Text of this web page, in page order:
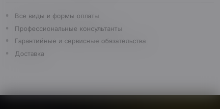
Все виды и формы оплаты
Профессиональные консультанты
Гарантийные и сервисные обязательства
Доставка